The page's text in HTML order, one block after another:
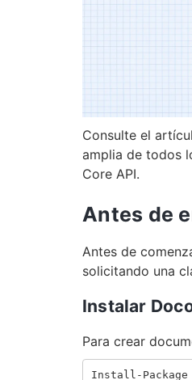
Consulte el
amplia de todos
Core API.
Antes de
Antes de
solicitando una
Instalar
Para crear